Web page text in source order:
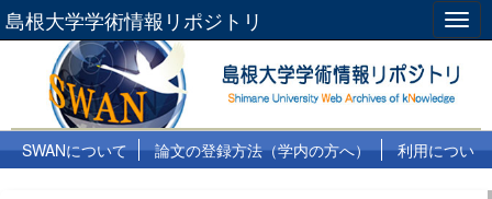
島根大学学術情報リポジトリ
SWANについて 論文の登録方法（学内の方へ）
利用につい